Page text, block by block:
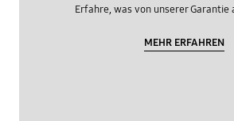
Erfahre, was von unserer Garantie
MEHR ERFAHREN